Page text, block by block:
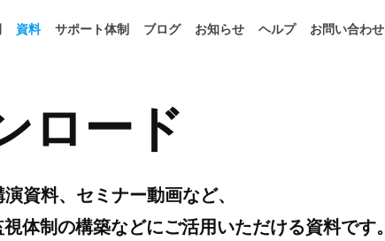
資料 サポート体制 ブログ お知らせ ヘルプ お問い合わせ
ロード
資料、セミナー動画など、
体制の構築などにご活用いただける資料です。